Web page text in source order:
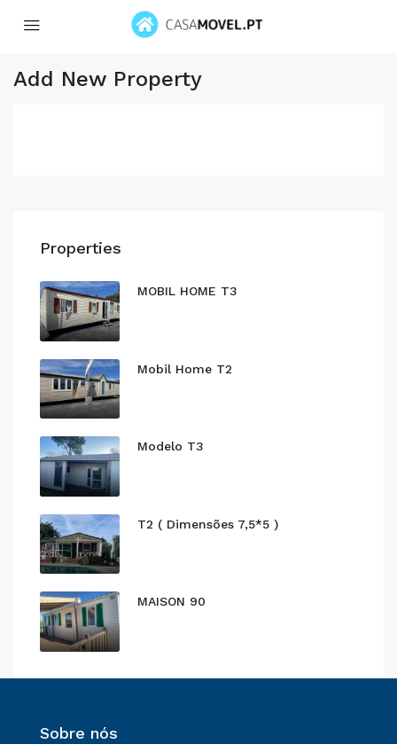
Add New Property
Properties
MOBIL HOME T3
Mobil Home T2
Modelo T3
T2 ( Dimensões 7,5*5 )
MAISON 90
Sobre nós